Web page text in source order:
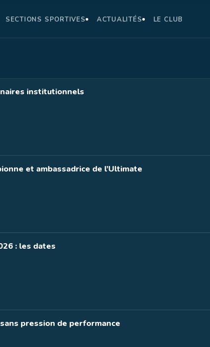
SECTIONS SPORTIVES ACTUALITÉS LE CLUB
institutionnels
et ambassadrice de l’Ultimate
: les dates
pression de performance